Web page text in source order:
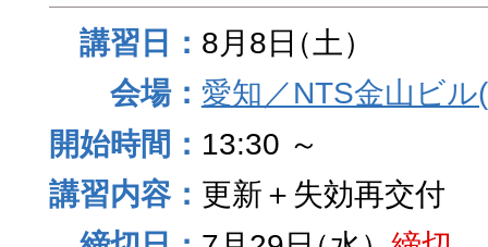
8月8日（土）
愛知／NTS金山ビ
13:30 ～
更新＋失効再交付